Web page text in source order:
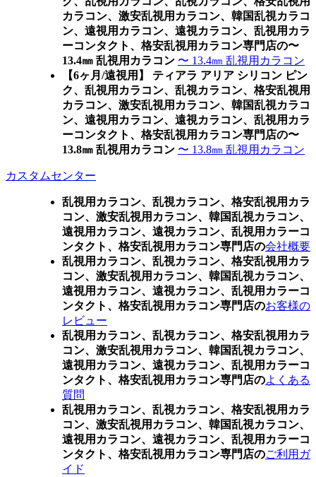
カラコン、激安乱視用カラコン、韓国乱視カラコ
ン、遠視用カラコン、遠視カラコン、乱視用カラ
ーコンタクト、格安乱視用カラコン専門店の〜
13.4㎜ 乱視用カラコン 〜 13.4㎜ 乱視用カラコン
【6ヶ月/遠視用】 ティアラ アリア シリコン ピン
ク、乱視用カラコン、乱視カラコン、格安乱視用
カラコン、激安乱視用カラコン、韓国乱視カラコ
ン、遠視用カラコン、遠視カラコン、乱視用カラ
ーコンタクト、格安乱視用カラコン専門店の〜
13.8㎜ 乱視用カラコン 〜 13.8㎜ 乱視用カラコン
カスタムセンター
乱視用カラコン、乱視カラコン、格安乱視用カラ
コン、激安乱視用カラコン、韓国乱視カラコン、
遠視用カラコン、遠視カラコン、乱視用カラーコ
ンタクト、格安乱視用カラコン専門店の会社概要
乱視用カラコン、乱視カラコン、格安乱視用カラ
コン、激安乱視用カラコン、韓国乱視カラコン、
遠視用カラコン、遠視カラコン、乱視用カラーコ
ンタクト、格安乱視用カラコン専門店のお客様の
レビュー
乱視用カラコン、乱視カラコン、格安乱視用カラ
コン、激安乱視用カラコン、韓国乱視カラコン、
遠視用カラコン、遠視カラコン、乱視用カラーコ
ンタクト、格安乱視用カラコン専門店のよくある
質問
乱視用カラコン、乱視カラコン、格安乱視用カラ
コン、激安乱視用カラコン、韓国乱視カラコン、
遠視用カラコン、遠視カラコン、乱視用カラーコ
ンタクト、格安乱視用カラコン専門店のご利用ガ
イド